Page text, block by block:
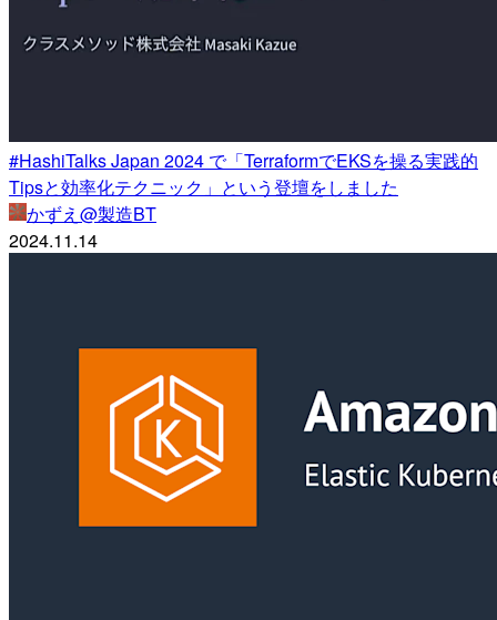
#HashiTalks Japan 2024 で「TerraformでEKSを操る実践的
Tipsと効率化テクニック」という登壇をしました
かずえ@製造BT
2024.11.14